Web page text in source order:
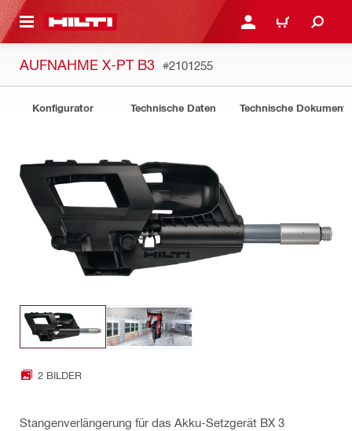
ANMELDEN ODER
WARENKORB
AUFNAHME X-PT B3 #2101255
Konfigurator Technische Daten Technische Dokumente
2 BILDER
Stangenverlängerung für das Akku-Setzgerät BX 3